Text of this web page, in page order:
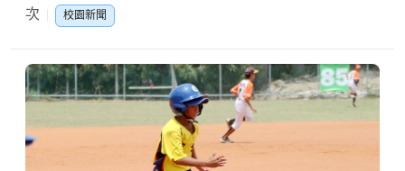
次
校園新聞